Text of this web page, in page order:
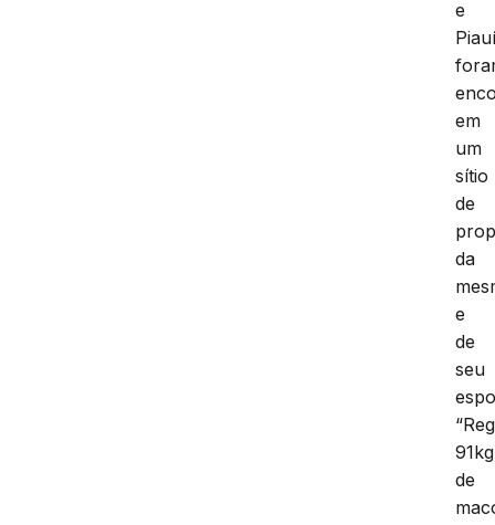
e
em
um
sítio
de
da
e
de
seu
91kg
de